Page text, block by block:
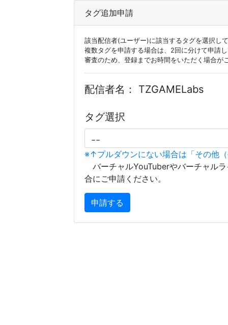
タグ追加申請
該当配信者(ユーザー)に該当するタグを選択し
複数タグを申請する場合は、2回に分けて申請
審査のため、登録までお時間をいただく場合が
配信者名： TZGAMELabs
タグ選択
※↑プルダウンにない場合は「その他
バーチャルYouTuberやバーチャル
合にご申請ください。
申請する